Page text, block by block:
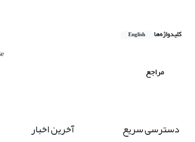
کلیدواژه‌ها English
مراجع
دسترسی سریع آخرین اخبار